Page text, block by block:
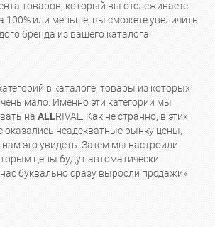
товаров, который вы отслеживаете.
100% или меньше, вы сможете увеличить
бренда из вашего каталога.
в каталоге, товары из которых
мало. Именно эти категории мы
на ALLRIVAL. Как не странно, в этих
оказались неадекватные рынку цены,
нам это увидеть. Затем мы настроили
цены будут автоматически
буквально сразу выросли продажи»